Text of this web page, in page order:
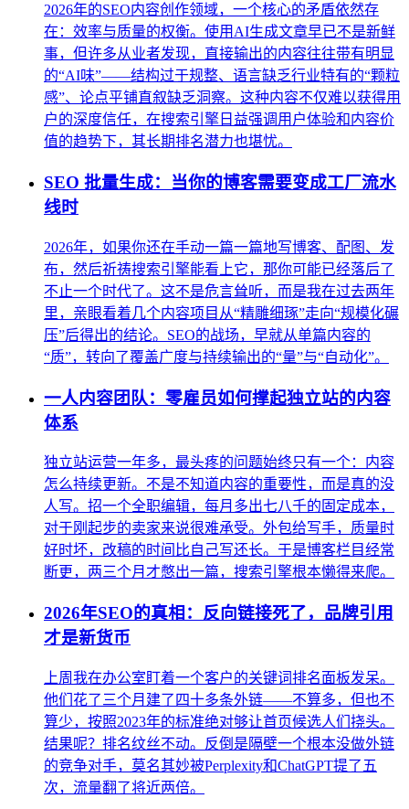
2026年的SEO内容创作领域，一个核心的矛盾依然存
在：效率与质量的权衡。使用AI生成文章早已不是新鲜
事，但许多从业者发现，直接输出的内容往往带有明显
的“AI味”——结构过于规整、语言缺乏行业特有的“颗粒
感”、论点平铺直叙缺乏洞察。这种内容不仅难以获得用
户的深度信任，在搜索引擎日益强调用户体验和内容价
值的趋势下，其长期排名潜力也堪忧。
SEO 批量生成：当你的博客需要变成工厂流水
线时
2026年，如果你还在手动一篇一篇地写博客、配图、发
布，然后祈祷搜索引擎能看上它，那你可能已经落后了
不止一个时代了。这不是危言耸听，而是我在过去两年
里，亲眼看着几个内容项目从“精雕细琢”走向“规模化碾
压”后得出的结论。SEO的战场，早就从单篇内容的
“质”，转向了覆盖广度与持续输出的“量”与“自动化”。
一人内容团队：零雇员如何撑起独立站的内容
体系
独立站运营一年多，最头疼的问题始终只有一个：内容
怎么持续更新。不是不知道内容的重要性，而是真的没
人写。招一个全职编辑，每月多出七八千的固定成本，
对于刚起步的卖家来说很难承受。外包给写手，质量时
好时坏，改稿的时间比自己写还长。于是博客栏目经常
断更，两三个月才憋出一篇，搜索引擎根本懒得来爬。
2026年SEO的真相：反向链接死了，品牌引用
才是新货币
上周我在办公室盯着一个客户的关键词排名面板发呆。
他们花了三个月建了四十多条外链——不算多，但也不
算少，按照2023年的标准绝对够让首页候选人们挠头。
结果呢？排名纹丝不动。反倒是隔壁一个根本没做外链
的竞争对手，莫名其妙被Perplexity和ChatGPT提了五
次，流量翻了将近两倍。